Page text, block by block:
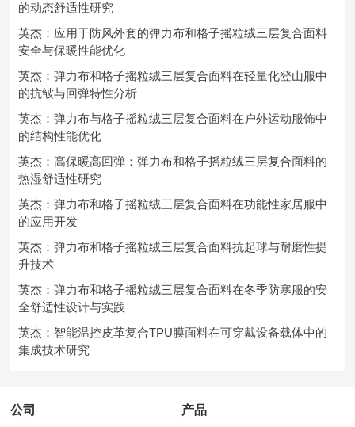
的动态舒适性研究
英杰：应用于防风外套的弹力布和格子摇粒绒三层复合面料
安全与保暖性能优化
英杰：弹力布和格子摇粒绒三层复合面料在轻量化登山服中
的抗皱与回弹特性分析
英杰：弹力布与格子摇粒绒三层复合面料在户外运动服饰中
的结构性能优化
英杰：高保暖高回弹：弹力布和格子摇粒绒三层复合面料的
热湿舒适性研究
英杰：弹力布和格子摇粒绒三层复合面料在功能性家居服中
的应用开发
英杰：弹力布和格子摇粒绒三层复合面料抗起球与耐磨性提
升技术
英杰：弹力布和格子摇粒绒三层复合面料在冬季防寒服的安
全舒适性设计与实践
英杰：智能温控皮革复合TPU膜面料在可穿戴设备载体中的
集成技术研究
公司 产品